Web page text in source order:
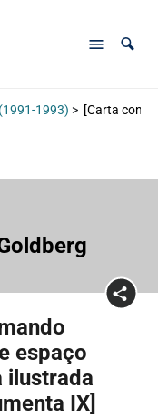
1993) > [Carta
espaço
ilustrada
IX]